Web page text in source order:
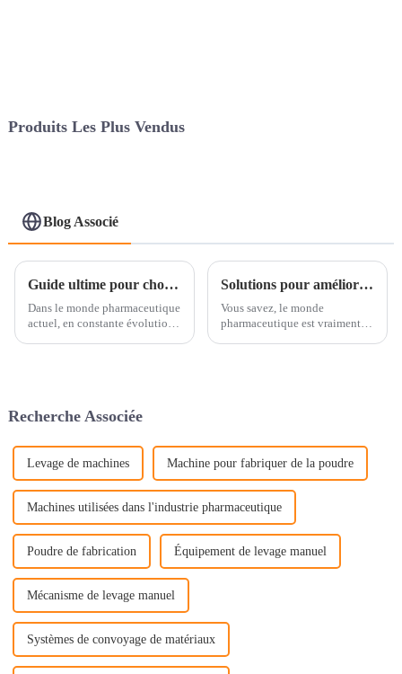
Produits Les Plus Vendus
Blog Associé
Guide ultime pour choisir le broyeur multi-mouillages adapté à votre entreprise
Dans le monde pharmaceutique
actuel, en constante évolution,
Solutions pour améliorer l'efficacité grâce à la technologie de levage des broyeurs à sec
Vous savez, le monde
pharmaceutique est vraiment à
Recherche Associée
Levage de machines Machine pour fabriquer de la poudre
Machines utilisées dans l'industrie pharmaceutique
Poudre de fabrication Équipement de levage manuel
Mécanisme de levage manuel
Systèmes de convoyage de matériaux